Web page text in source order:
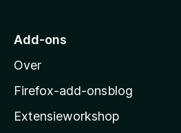
r
o
z
l
Add-ons
Over
Firefox-add-onsblog
Extensieworkshop